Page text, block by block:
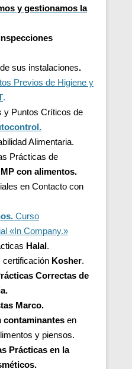
y gestionamos la
sus instalaciones.
Previos de Higiene y
.
y Puntos Críticos de
Alimentaria.
Prácticas de
con alimentos.
en Contacto con
Curso
«In Company.»
Halal.
certificación Kosher.
Correctas de
Marco.
contaminantes en
y piensos.
Prácticas en la